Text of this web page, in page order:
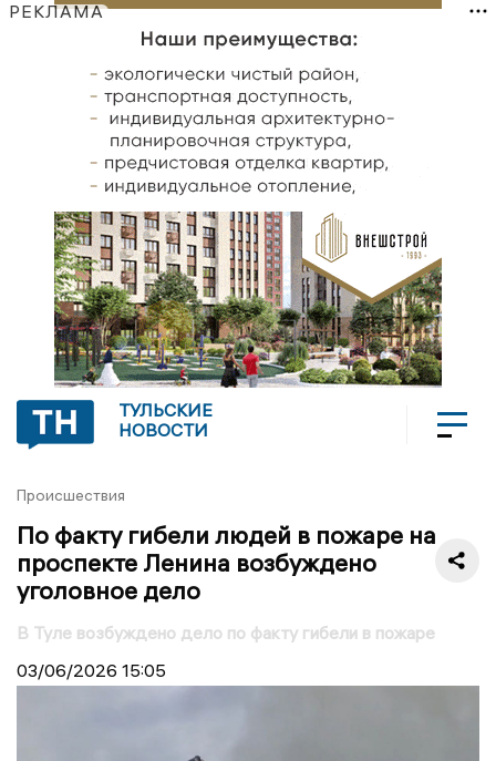
РЕКЛАМА
ТУЛЬСКИЕ
НОВОСТИ
Происшествия
По факту гибели людей в пожаре на
проспекте Ленина возбуждено
уголовное дело
В Туле возбуждено дело по факту гибели в пожаре
03/06/2026 15:05